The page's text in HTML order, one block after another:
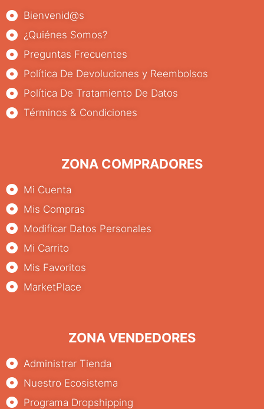
Bienvenid@s
¿Quiénes Somos?
Preguntas Frecuentes
Política De Devoluciones y Reembolsos
Política De Tratamiento De Datos
Términos & Condiciones
ZONA COMPRADORES
Mi Cuenta
Mis Compras
Modificar Datos Personales
Mi Carrito
Mis Favoritos
MarketPlace
ZONA VENDEDORES
Administrar Tienda
Nuestro Ecosistema
Programa Dropshipping